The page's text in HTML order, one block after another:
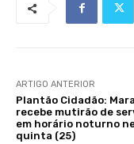
ARTIGO ANTERIOR
Plantão Cidadão:
recebe mutirão de
em horário noturno
quinta (25)